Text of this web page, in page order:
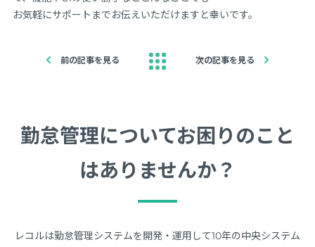
お気軽にサポートまでお伝えいただけますと幸いです。
前の記事を見る 次の記事を見る
勤怠管理についてお困りのこと
はありませんか？
レコルは勤怠管理システムを開発・運用して10年の中央システム